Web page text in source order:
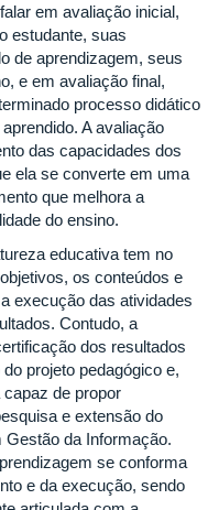
em avaliação inicial,
estudante, suas
de aprendizagem, seus
e em avaliação final,
processo didático
A avaliação
das capacidades dos
ela se converte em uma
que melhora a
do ensino.
educativa tem no
os conteúdos e
execução das atividades
Contudo, a
dos resultados
projeto pedagógico e,
de propor
e extensão do
da Informação.
se conforma
e da execução, sendo